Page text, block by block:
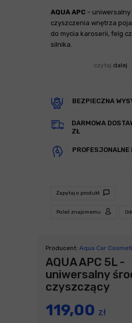
AQUA APC –
czyszczenia wnętrza
do mycia karoserii, felg
silnika.
czytaj dalej
BEZPIECZNA
DARMOWA
ZŁ
PROFESJONALNE
Zapytaj o produkt
Poleć znajomemu
Producent: Aqua Car
AQUA APC 5L -
uniwersalny
czyszczący
119,00 zł